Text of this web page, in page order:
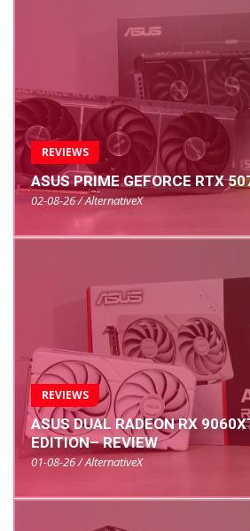
REVIEWS
ASUS PRIME GEFORCE RTX
02-08-26 / AlternativeX
REVIEWS
ASUS DUAL RADEON RX
EDITION– REVIEW
01-08-26 / AlternativeX